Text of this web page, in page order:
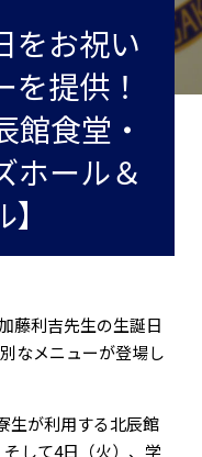
をお祝い
を提供！
館食堂・
ホール＆
藤利吉先生の生誕日
なメニューが登場し
生が利用する北辰館
して4日（火）、学